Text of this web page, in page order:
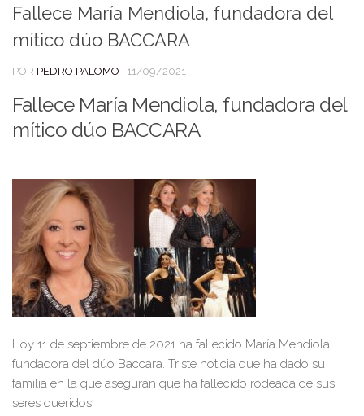
Fallece María Mendiola, fundadora del
mítico dúo BACCARA
POR PEDRO PALOMO · 11/09/2021
Fallece María Mendiola, fundadora del
mítico dúo BACCARA
Hoy 11 de septiembre de 2021 ha fallecido María Mendiola,
fundadora del dúo Baccara. Triste noticia que ha dado su
familia en la que aseguran que ha fallecido rodeada de sus
seres queridos.